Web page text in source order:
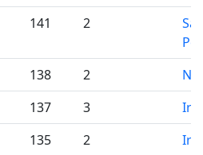
141 2
138 2
137 3
135 2